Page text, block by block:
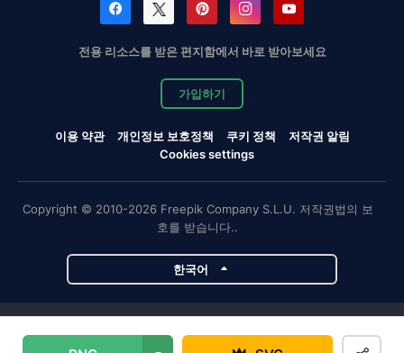
전용 리소스를 받은 편지함에서 바로 받아보세요
가입하기
이용 약관 개인정보 보호정책 쿠키 정책
저작권 알림
Cookies settings
Copyright © 2010-2026 Freepik Company S.L.U. 저작권법의 보
호를 받습니다..
한국어